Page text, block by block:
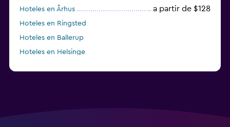
Hoteles en Århus
a partir de $128
Hoteles en Ringsted
Hoteles en Ballerup
Hoteles en Helsinge